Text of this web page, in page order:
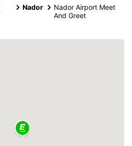
Nador
Nador Airport Meet
And Greet